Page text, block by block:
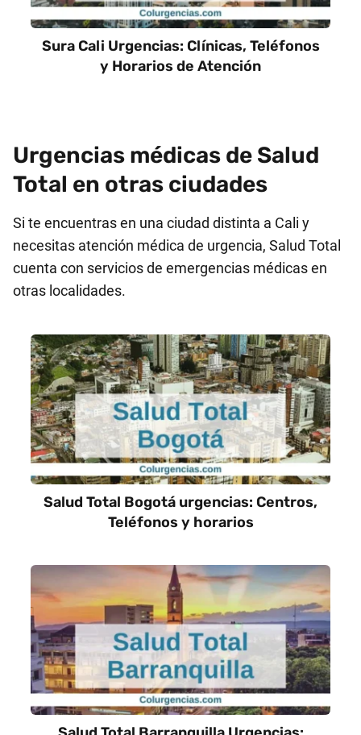
Sura Cali Urgencias: Clínicas, Teléfonos
y Horarios de Atención
Urgencias médicas de Salud
Total en otras ciudades
Si te encuentras en una ciudad distinta a Cali y
necesitas atención médica de urgencia, Salud Total
cuenta con servicios de emergencias médicas en
otras localidades.
Salud Total Bogotá urgencias: Centros,
Teléfonos y horarios